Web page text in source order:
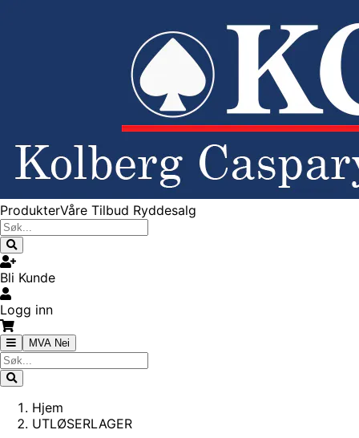
ProdukterVåre Tilbud Ryddesalg
Bli Kunde
Logg inn
MVA Nei
Hjem
UTLØSERLAGER